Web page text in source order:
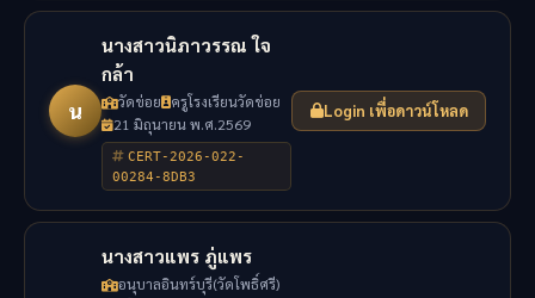
น
นางสาวนิภาวรรณ ใจ
กล้า
วัดข่อย
ครูโรงเรียนวัดข่อย
21 มิถุนายน พ.ศ.2569
CERT-2026-022-
00284-8DB3
Login เพื่อดาวน์โหลด
นางสาวแพร ภู่แพร
อนุบาลอินทร์บุรี(วัดโพธิ์ศรี)